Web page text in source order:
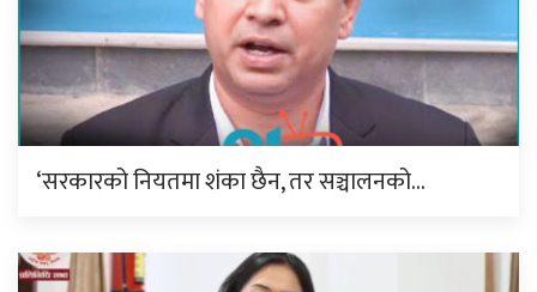
‘सरकारको नियतमा शंका छैन, तर सञ्चालनको…